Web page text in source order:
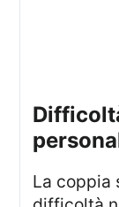
Difficoltà nella gestione del
La coppia sembra affrontare significative